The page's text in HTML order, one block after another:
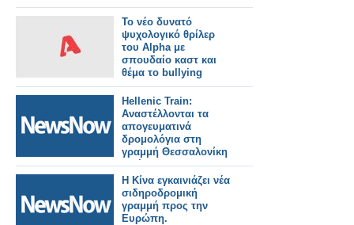
Το νέο δυνατό
ψυχολογικό θρίλερ
του Alpha με
σπουδαίο καστ και
θέμα το bullying
Hellenic Train:
Αναστέλλονται τα
απογευματινά
δρομολόγια στη
γραμμή Θεσσαλονίκη
– Σέρρες στις 26, 28
και 30 -4-2026
Η Κίνα εγκαινιάζει νέα
σιδηροδρομική
γραμμή προς την
Ευρώπη.